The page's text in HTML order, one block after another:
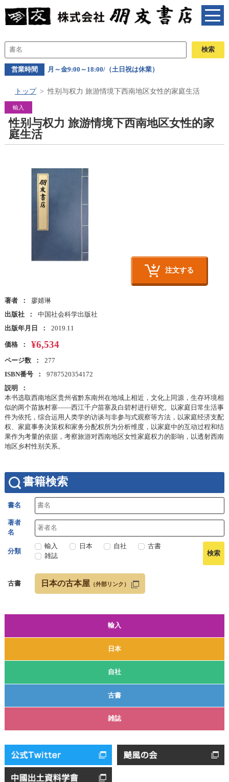
営業時間 月～金9:00～18:00/（土日祝は休業）
トップ 性别与权力 旅游情境下西南地区女性的家庭生活
輸入
日本
自社
古書
雑誌
輸入
性别与权力 旅游情境下西南地区女性的家
庭生活
注文する
著者
廖婧琳
出版社
中国社会科学出版社
出版年月日
2019.11
価格 ¥6,534
ページ数
277
ISBN番号
9787520354172
説明
本书选取西南地区贵州省黔东南州在地域上相近，文化上同源，生存环境相
似的两个苗族村寨——西江千户苗寨及白碧村进行研究。以家庭日常生活事
件为依托，综合运用人类学的访谈与非参与式观察等方法，以家庭经济支配
权、家庭事务决策权和家务分配权所为分析维度，以家庭中的互动过程和结
果作为考量的依据，考察旅游对西南地区女性家庭权力的影响，以透射西南
地区乡村性别关系。
書籍検索
書名
著者
名
分類
輸入 日本 自社
古書
雑誌
古書 日本の古本屋 （外部リンク）